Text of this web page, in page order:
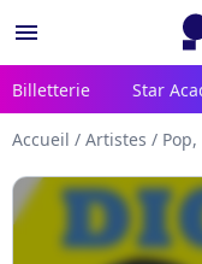
menu
Billetterie Star
Accueil / Artistes / Pop,